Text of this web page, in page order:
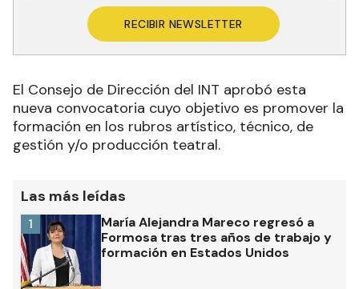
RECIBIR NEWSLETTER
El Consejo de Dirección del INT aprobó esta
nueva convocatoria cuyo objetivo es promover la
formación en los rubros artístico, técnico, de
gestión y/o producción teatral.
Las más leídas
María Alejandra Mareco regresó a
Formosa tras tres años de trabajo y
formación en Estados Unidos
1